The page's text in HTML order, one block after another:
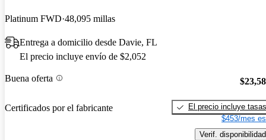
Platinum FWD 48,095 millas
Entrega a domicilio desde Davie, FL
El precio incluye envío de $2,052
Buena oferta
Certificados por el fabricante
El precio incluye tasas
$453/mes
Verif. disponibilidad